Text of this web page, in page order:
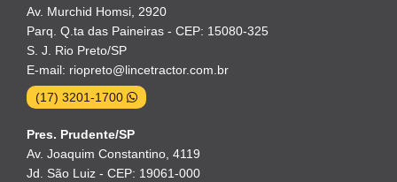
Av. Murchid Homsi, 2920
Parq. Q.ta das Paineiras - CEP: 15080-325
S. J. Rio Preto/SP
E-mail: riopreto@lincetractor.com.br
(17) 3201-1700
Pres. Prudente/SP
Av. Joaquim Constantino, 4119
Jd. São Luiz - CEP: 19061-000